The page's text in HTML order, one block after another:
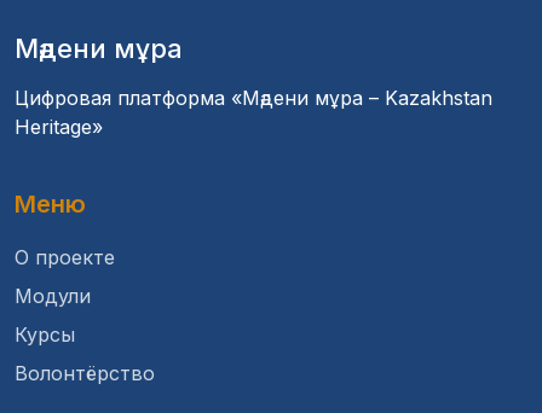
Мәдени мұра
Цифровая платформа «Мәдени мұра – Kazakhstan
Heritage»
Меню
О проекте
Модули
Курсы
Волонтёрство